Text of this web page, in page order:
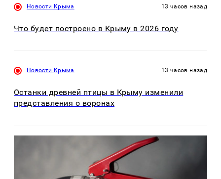
Новости Крыма 13 часов назад
Что будет построено в Крыму в 2026 году
Новости Крыма 13 часов назад
Останки древней птицы в Крыму изменили
представления о воронах